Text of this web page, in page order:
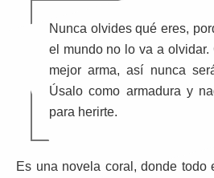
Nunca olvides qué eres,
el mundo no lo va a olvidar.
mejor arma, así nunca
Úsalo como armadura y
para herirte.
Es una novela coral, donde todo